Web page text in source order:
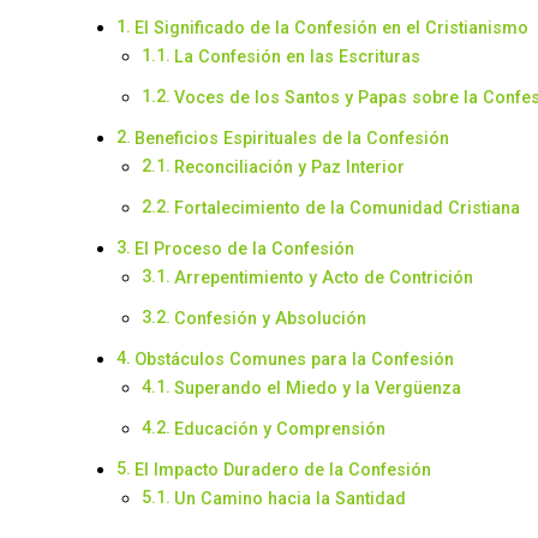
El Significado de la Confesión en el Cristianismo
La Confesión en las Escrituras
Voces de los Santos y Papas sobre la
Beneficios Espirituales de la Confesión
Reconciliación y Paz Interior
Fortalecimiento de la Comunidad Cristiana
El Proceso de la Confesión
Arrepentimiento y Acto de Contrición
Confesión y Absolución
Obstáculos Comunes para la Confesión
Superando el Miedo y la Vergüenza
Educación y Comprensión
El Impacto Duradero de la Confesión
Un Camino hacia la Santidad